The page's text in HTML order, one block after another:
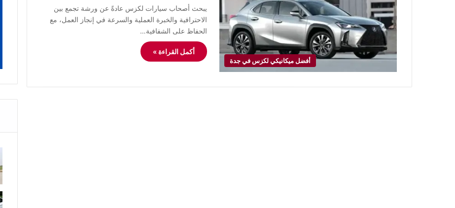
أفضل ميكانيكي لكزس في جدة
يبحث أصحاب سيارات لكزس عادةً عن ورشة تجمع بين
الاحترافية والخبرة العملية والسرعة في إنجاز العمل، مع
الحفاظ على الشفافية…
أكمل القراءة »